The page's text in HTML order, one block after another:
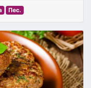
Пес.